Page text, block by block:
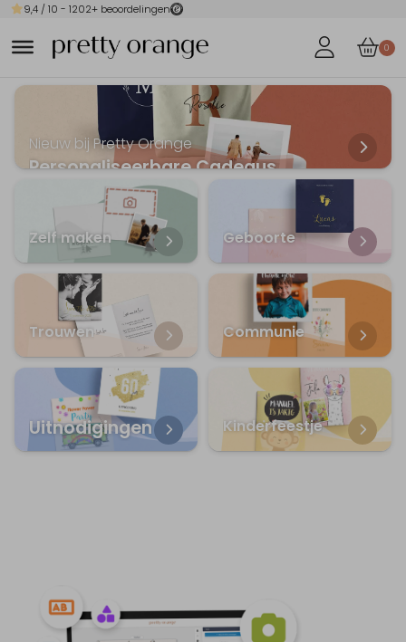
9,4 / 10 - 1202+ beoordelingen
0
Nieuw bij Pretty Orange
Personaliseerbare Cadeaus
Zelf maken Geboorte
Trouwen Communie
Uitnodigingen Kinderfeestje